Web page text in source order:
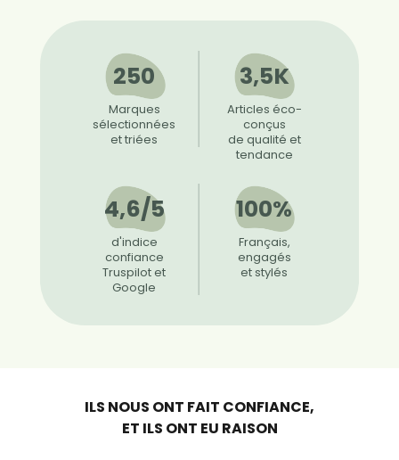
250
Marques
sélectionnées
et triées
3,5K
Articles éco-
conçus
de qualité et
tendance
4,6/5
d'indice
confiance
Truspilot et
Google
100%
Français,
engagés
et stylés
ILS NOUS ONT FAIT CONFIANCE,
ET ILS ONT EU RAISON